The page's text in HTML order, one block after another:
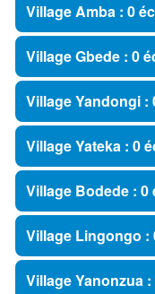
Village Amba : 0
Village Gbede : 0
Village Yandongi :
Village Yateka : 0
Village Bodede : 0
Village Lingongo :
Village Yanonzua